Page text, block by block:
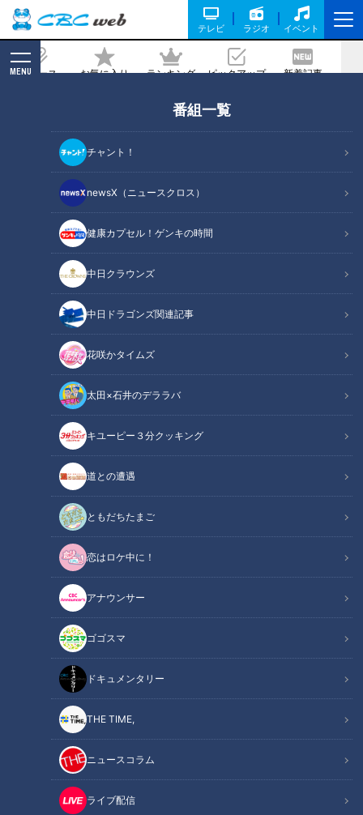
テレビ ラジオ イベント
ニュース お気に入り ランキング ピックアップ 新着記事
MENU
番組一覧
チャント！
newsX（ニュースクロス）
健康カプセル！ゲンキの時間
中日クラウンズ
中日ドラゴンズ関連記事
花咲かタイムズ
太田×石井のデララバ
キユーピー３分クッキング
道との遭遇
ともだちたまご
恋はロケ中に！
アナウンサー
ゴゴスマ
ドキュメンタリー
THE TIME,
ニュースコラム
ライブ配信
の格安価格を実現している理由
記事に戻る
CBCテレビ/「チャント！」
この記事の画像